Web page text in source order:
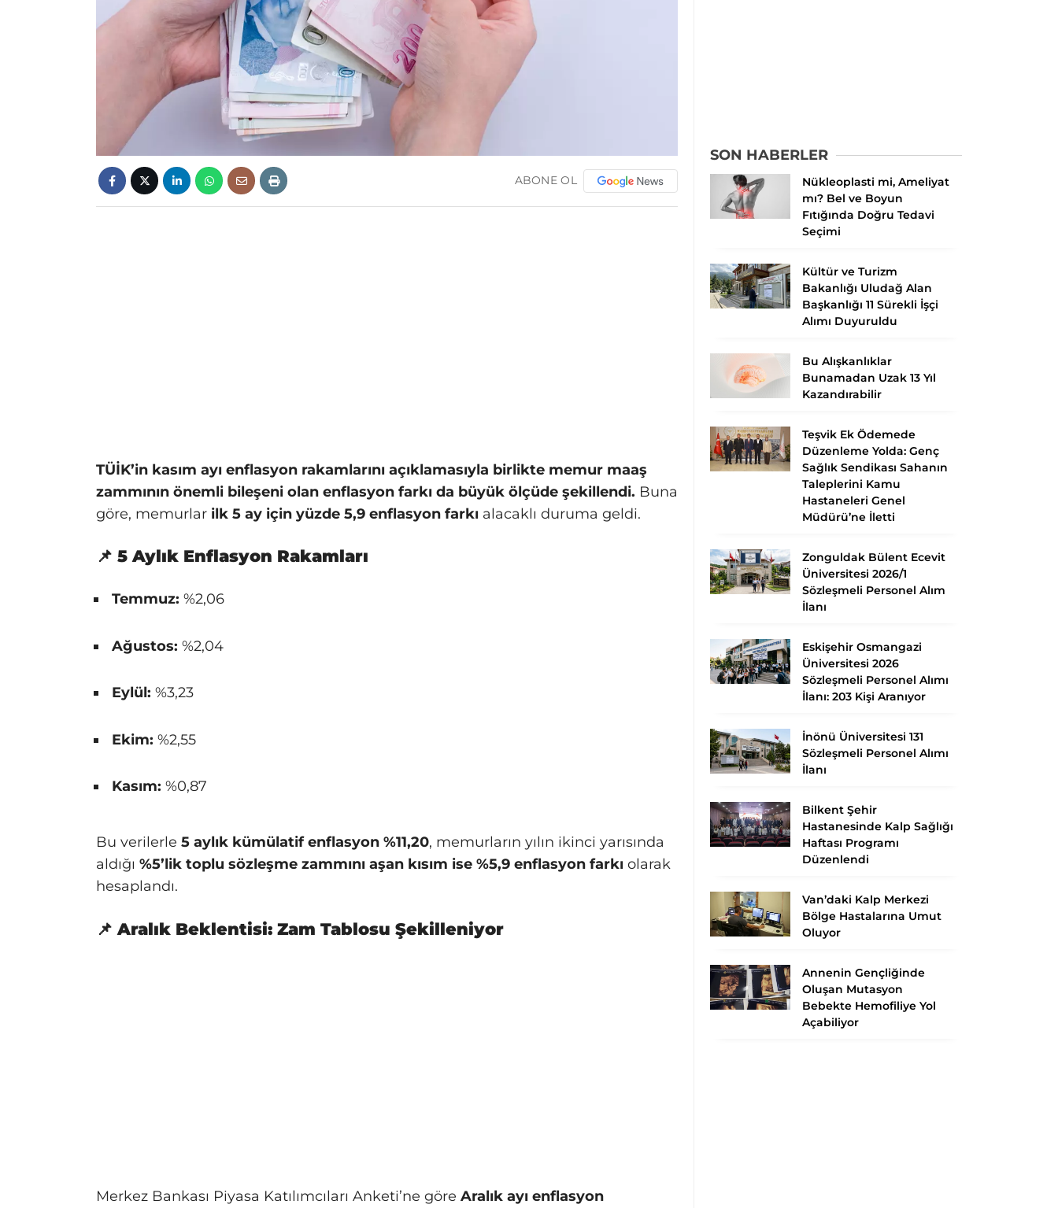
ABONE OL
TÜİK’in kasım ayı enflasyon rakamlarını açıklamasıyla birlikte memur maaş
zammının önemli bileşeni olan enflasyon farkı da büyük ölçüde şekillendi. Buna
göre, memurlar ilk 5 ay için yüzde 5,9 enflasyon farkı alacaklı duruma geldi.
📌 5 Aylık Enflasyon Rakamları
Temmuz: %2,06
Ağustos: %2,04
Eylül: %3,23
Ekim: %2,55
Kasım: %0,87
Bu verilerle 5 aylık kümülatif enflasyon %11,20, memurların yılın ikinci yarısında
aldığı %5’lik toplu sözleşme zammını aşan kısım ise %5,9 enflasyon farkı olarak
hesaplandı.
📌 Aralık Beklentisi: Zam Tablosu Şekilleniyor
Merkez Bankası Piyasa Katılımcıları Anketi’ne göre Aralık ayı enflasyon
SON HABERLER
Nükleoplasti mi, Ameliyat
mı? Bel ve Boyun
Fıtığında Doğru Tedavi
Seçimi
Kültür ve Turizm
Bakanlığı Uludağ Alan
Başkanlığı 11 Sürekli İşçi
Alımı Duyuruldu
Bu Alışkanlıklar
Bunamadan Uzak 13 Yıl
Kazandırabilir
Teşvik Ek Ödemede
Düzenleme Yolda: Genç
Sağlık Sendikası Sahanın
Taleplerini Kamu
Hastaneleri Genel
Müdürü’ne İletti
Zonguldak Bülent Ecevit
Üniversitesi 2026/1
Sözleşmeli Personel Alım
İlanı
Eskişehir Osmangazi
Üniversitesi 2026
Sözleşmeli Personel Alımı
İlanı: 203 Kişi Aranıyor
İnönü Üniversitesi 131
Sözleşmeli Personel Alımı
İlanı
Bilkent Şehir
Hastanesinde Kalp Sağlığı
Haftası Programı
Düzenlendi
Van’daki Kalp Merkezi
Bölge Hastalarına Umut
Oluyor
Annenin Gençliğinde
Oluşan Mutasyon
Bebekte Hemofiliye Yol
Açabiliyor